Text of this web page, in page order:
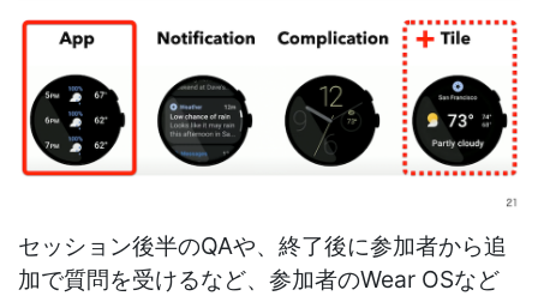
セッション後半のQAや、終了後に参加者から追
加で質問を受けるなど、参加者のWear OSなど